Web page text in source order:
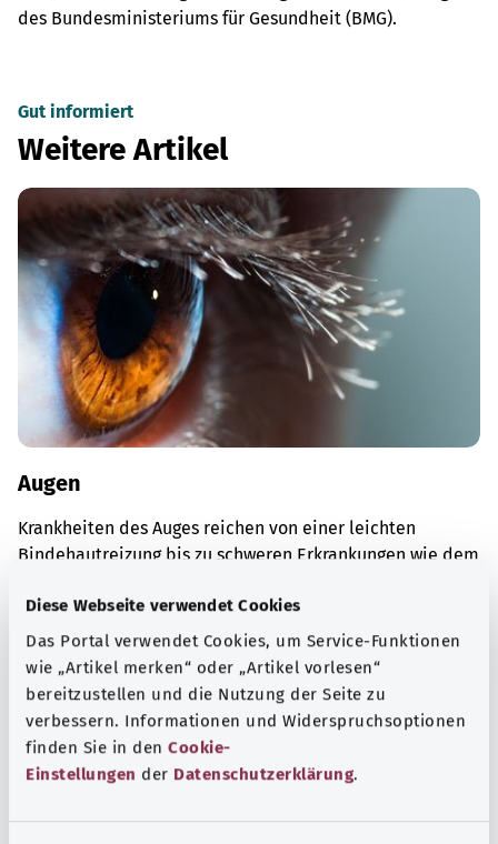
Diese Webseite verwendet Cookies
Das Portal verwendet Cookies, um Service-Funktionen
wie „Artikel merken“ oder „Artikel vorlesen“
bereitzustellen und die Nutzung der Seite zu
verbessern. Informationen und Widerspruchsoptionen
finden Sie in den Cookie-
Einstellungen der Datenschutzerklärung.
des Bundesministeriums für Gesundheit (BMG).
Gut informiert
Weitere Artikel
Augen
Krankheiten des Auges reichen von einer leichten
Bindehautreizung bis zu schweren Erkrankungen wie dem